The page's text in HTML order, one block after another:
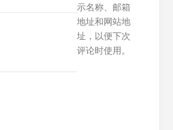
示名称、邮箱
地址和网站地
址，以便下次
评论时使用。